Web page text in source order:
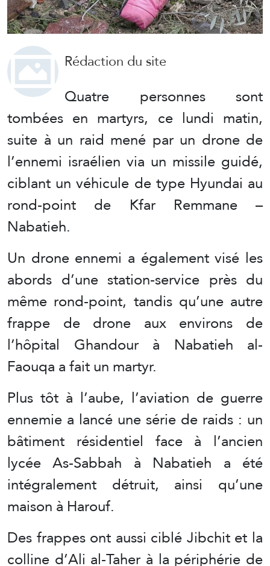
Rédaction du site
Quatre personnes sont
tombées en martyrs, ce lundi matin,
suite à un raid mené par un drone de
l’ennemi israélien via un missile guidé,
ciblant un véhicule de type Hyundai au
rond-point de Kfar Remmane –
Nabatieh.
Un drone ennemi a également visé les
abords d’une station-service près du
même rond-point, tandis qu’une autre
frappe de drone aux environs de
l’hôpital Ghandour à Nabatieh al-
Faouqa a fait un martyr.
Plus tôt à l’aube, l’aviation de guerre
ennemie a lancé une série de raids : un
bâtiment résidentiel face à l’ancien
lycée As-Sabbah à Nabatieh a été
intégralement détruit, ainsi qu’une
maison à Harouf.
Des frappes ont aussi ciblé Jibchit et la
colline d’Ali al-Taher à la périphérie de